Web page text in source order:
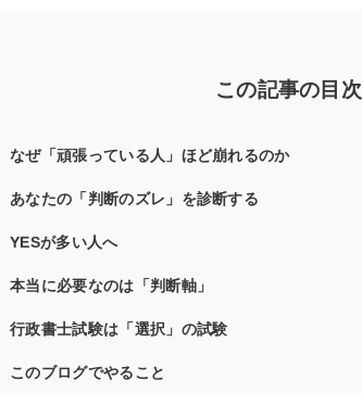
この記事の目次
なぜ「頑張っている人」ほど崩れるのか
あなたの「判断のズレ」を診断する
YESが多い人へ
本当に必要なのは「判断軸」
行政書士試験は「選択」の試験
このブログでやること